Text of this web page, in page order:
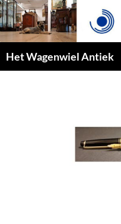
Het Wagenwiel Antiek